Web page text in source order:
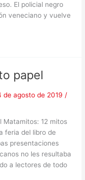
El policial negro
veneciano y vuelve
papel
de agosto de 2019 /
Matamitos: 12 mitos
feria del libro de
presentaciones
no les resultaba
a lectores de todo